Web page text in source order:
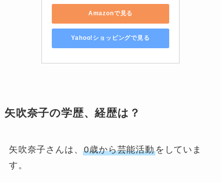
Amazonで見る
Yahoo!ショッピングで見る
矢吹奈子の学歴、経歴は？
矢吹奈子さんは、0歳から芸能活動をしていま
す。